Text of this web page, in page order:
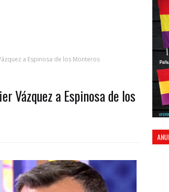
a Espinosa de los Monteros
Vázquez a Espinosa de los